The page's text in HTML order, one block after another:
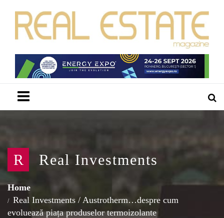
R Real Investments
Home
Real Investments / Austrotherm…despre cum
evoluează piața produselor termoizolante